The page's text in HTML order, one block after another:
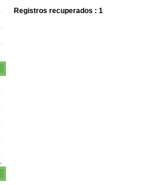
Registros recuperados : 1